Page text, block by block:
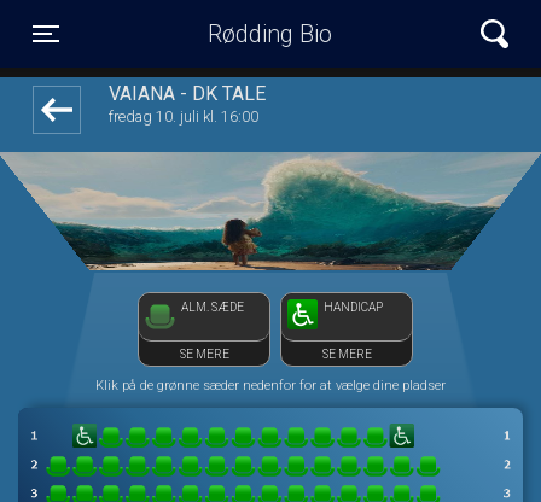
Rødding Bio
VAIANA - DK TALE
fredag 10. juli kl. 16:00
ALM. SÆDE
SE MERE
HANDICAP
SE MERE
Klik på de grønne sæder nedenfor for at vælge dine pladser
1step-front02 111714